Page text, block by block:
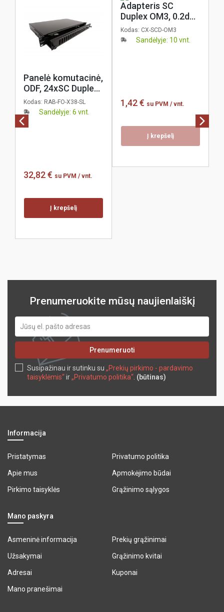
Panelė komutacinė,
ODF, 24xSC Duplex
jungtims, 19" 1U,
ištraukiama,
metalinė, juoda,
KELine
Kodas: RAB-FO-X38-SL
Sandėlyje: 6 vnt.
32,82 € su PVM / vnt.
Į krepšelį
Adapteris SC
Duplex OM3, 0.2dB,
žydras, coreX
Kodas: CX-SCD-OM3
Sandėlyje: 10 vnt.
1,42 € su PVM / vnt.
Į krepšelį
Prenumeruokite mūsų naujienlaiškį
Prenumeruoti
Susipažinau ir sutinku su „Prekių pirkimo - pardavimo
taisyklėmis“ir„Privatumo politika“. (būtinas)
Informacija
Pristatymas Privatumo politika
Apie mus Apmokėjimo būdai
Pirkimo taisyklės Grąžinimo sąlygos
Mano paskyra
Asmeninė informacija Prekių grąžinimai
Užsakymai Grąžinimo kvitai
Adresai Kuponai
Mano pranešimai